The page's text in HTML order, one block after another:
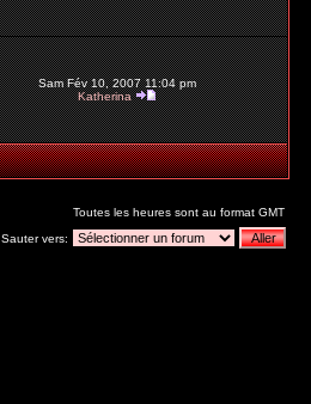
Sam Fév 10, 2007 11:04 pm
Katherina
Toutes les heures sont au format GMT
Sauter vers: